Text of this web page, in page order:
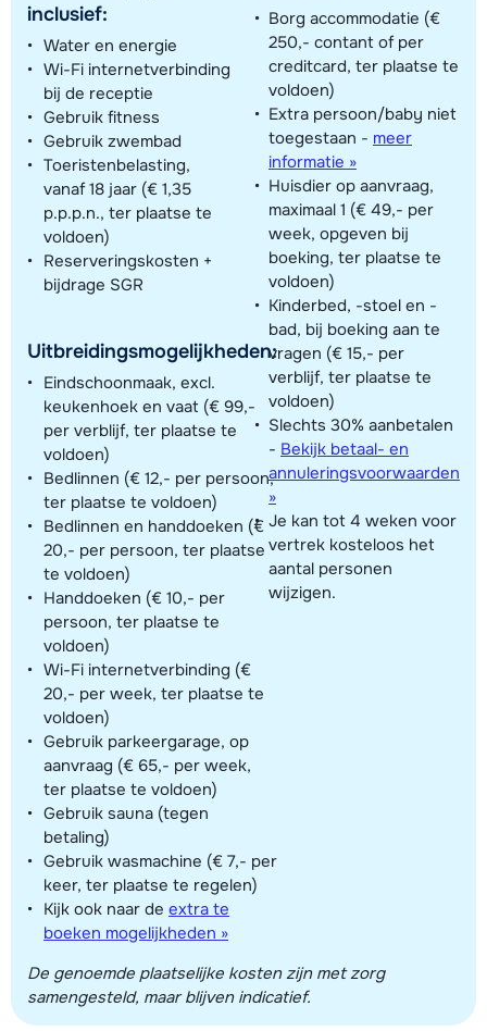
inclusief:
Water en energie
Wi-Fi internetverbinding
bij de receptie
Gebruik fitness
Gebruik zwembad
Toeristenbelasting,
vanaf 18 jaar (€ 1,35
p.p.p.n., ter plaatse te
voldoen)
Reserveringskosten +
bijdrage SGR
Uitbreidingsmogelijkheden:
Eindschoonmaak, excl.
keukenhoek en vaat (€ 99,-
per verblijf, ter plaatse te
voldoen)
Bedlinnen (€ 12,- per persoon,
ter plaatse te voldoen)
Bedlinnen en handdoeken (€
20,- per persoon, ter plaatse
te voldoen)
Handdoeken (€ 10,- per
persoon, ter plaatse te
voldoen)
Wi-Fi internetverbinding (€
20,- per week, ter plaatse te
voldoen)
Gebruik parkeergarage, op
aanvraag (€ 65,- per week,
ter plaatse te voldoen)
Gebruik sauna (tegen
betaling)
Gebruik wasmachine (€ 7,- per
keer, ter plaatse te regelen)
Kijk ook naar de extra te
boeken mogelijkheden »
Borg accommodatie (€
250,- contant of per
creditcard, ter plaatse te
voldoen)
Extra persoon/baby niet
toegestaan - meer
informatie »
Huisdier op aanvraag,
maximaal 1 (€ 49,- per
week, opgeven bij
boeking, ter plaatse te
voldoen)
Kinderbed, -stoel en -
bad, bij boeking aan te
vragen (€ 15,- per
verblijf, ter plaatse te
voldoen)
Slechts 30% aanbetalen
- Bekijk betaal- en
annuleringsvoorwaarden
»
Je kan tot 4 weken voor
vertrek kosteloos het
aantal personen
wijzigen.
De genoemde plaatselijke kosten zijn met zorg
samengesteld, maar blijven indicatief.